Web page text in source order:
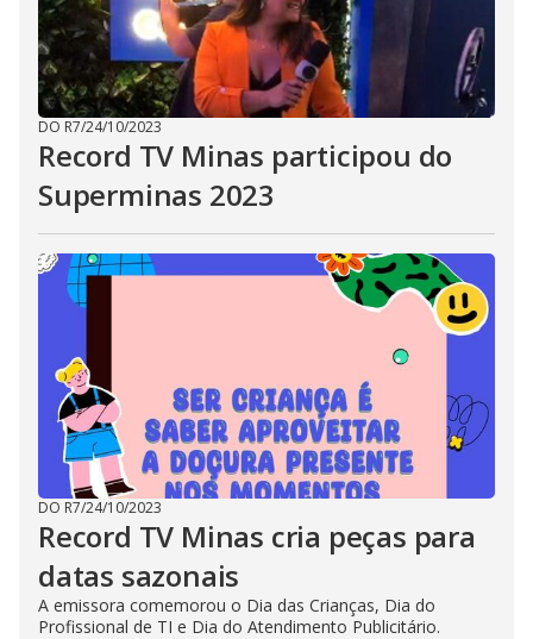
DO R7/24/10/2023
Record TV Minas participou do
Superminas 2023
DO R7/24/10/2023
Record TV Minas cria peças para
datas sazonais
A emissora comemorou o Dia das Crianças, Dia do
Profissional de TI e Dia do Atendimento Publicitário.